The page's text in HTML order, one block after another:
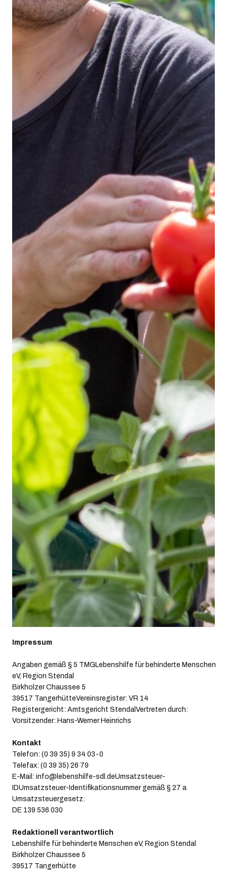
Impressum
Angaben gemäß § 5 TMGLebenshilfe für behinderte Menschen
eV, Region Stendal
Birkholzer Chaussee 5
39517 TangerhütteVereinsregister: VR 14
Registergericht: Amtsgericht StendalVertreten durch:
Vorsitzender: ​Hans-Werner Heinrichs
Kontakt
Telefon: (0 39 35) 9 34 03-0
Telefax: (0 39 35) 26 79
E-Mail: info@lebenshilfe-sdl.deUmsatzsteuer-
IDUmsatzsteuer-Identifikationsnummer gemäß § 27 a
Umsatzsteuergesetz:
DE 139 536 030
Redaktionell verantwortlich
Lebenshilfe für behinderte Menschen eV, Region Stendal
Birkholzer Chaussee 5
39517 Tangerhütte